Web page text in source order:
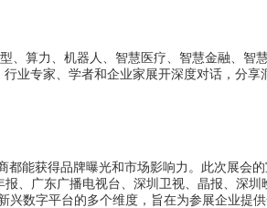
、算力、机器人、智慧医疗、智慧金融、智
业专家、学者和企业家展开深度对话，分享
都能获得品牌曝光和市场影响力。此次展会
、广东广播电视台、深圳卫视、晶报、深圳
兴数字平台的多个维度，旨在为参展企业提